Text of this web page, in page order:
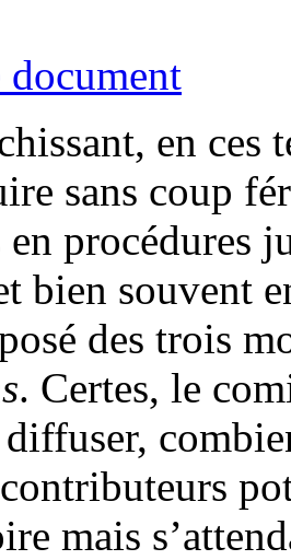
document
en ces
sans coup
procédures
bien souvent
des trois
. Certes, le
mais